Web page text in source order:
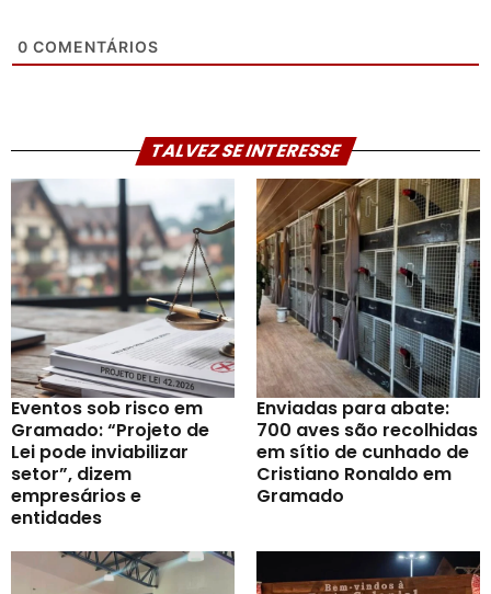
0 COMENTÁRIOS
TALVEZ SE INTERESSE
Eventos sob risco em
Gramado: “Projeto de
Lei pode inviabilizar
setor”, dizem
empresários e
entidades
Enviadas para abate:
700 aves são recolhidas
em sítio de cunhado de
Cristiano Ronaldo em
Gramado